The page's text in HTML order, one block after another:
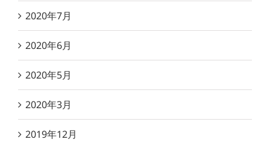
2020年7月
2020年6月
2020年5月
2020年3月
2019年12月